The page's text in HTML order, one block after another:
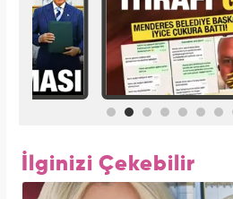
İlginizi Çekebilir